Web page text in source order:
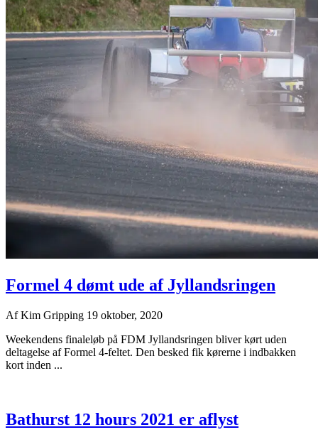
Formel 4 dømt ude af Jyllandsringen
AfKim Gripping 19 oktober, 2020
Weekendens finaleløb på FDM Jyllandsringen bliver kørt uden
deltagelse af Formel 4-feltet. Den besked fik kørerne i indbakken
kort inden ...
Bathurst 12 hours 2021 er aflyst